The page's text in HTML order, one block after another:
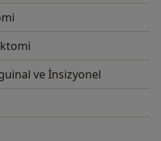
ve İnsizyonel